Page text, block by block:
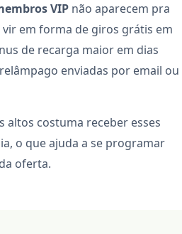
VIP não aparecem pra
em forma de giros grátis em
de recarga maior em dias
enviadas por email ou
altos costuma receber esses
o que ajuda a se programar
oferta.